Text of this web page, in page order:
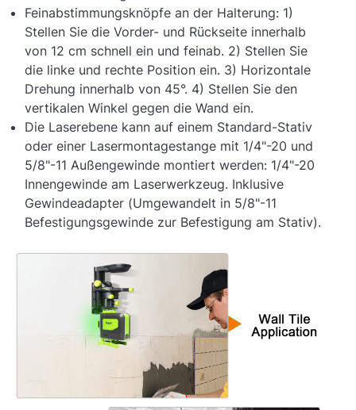
Feinabstimmungsknöpfe an der Halterung: 1)
Stellen Sie die Vorder- und Rückseite innerhalb
von 12 cm schnell ein und feinab. 2) Stellen Sie
die linke und rechte Position ein. 3) Horizontale
Drehung innerhalb von 45°. 4) Stellen Sie den
vertikalen Winkel gegen die Wand ein.
Die Laserebene kann auf einem Standard-Stativ
oder einer Lasermontagestange mit 1/4"-20 und
5/8"-11 Außengewinde montiert werden: 1/4"-20
Innengewinde am Laserwerkzeug. Inklusive
Gewindeadapter (Umgewandelt in 5/8"-11
Befestigungsgewinde zur Befestigung am Stativ).